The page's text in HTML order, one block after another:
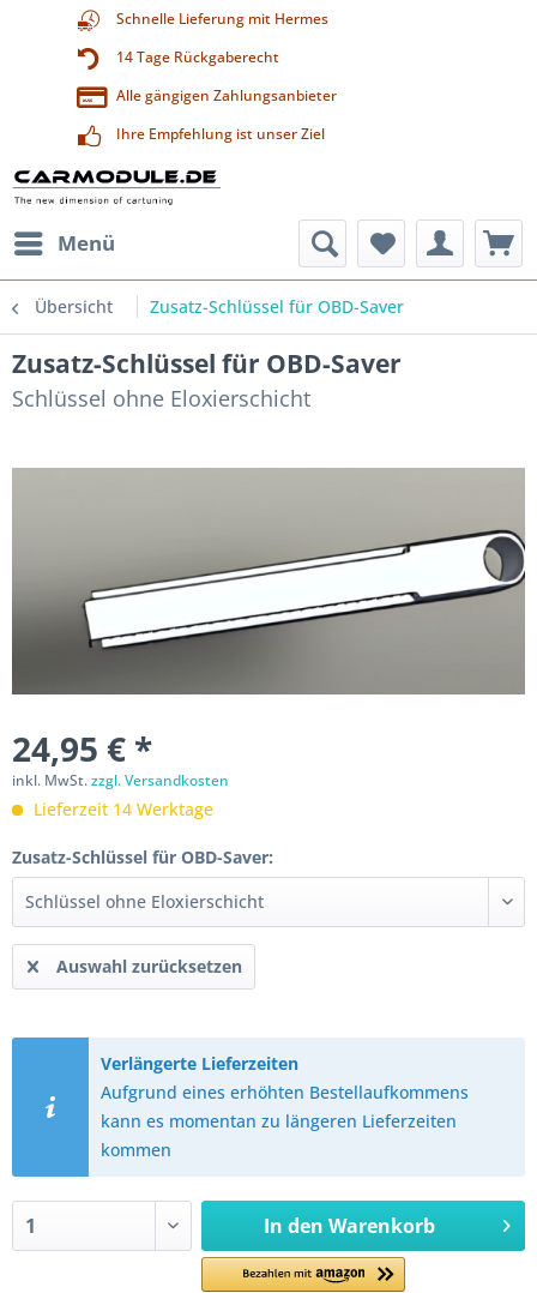
Schnelle Lieferung mit Hermes
14 Tage Rückgaberecht
Alle gängigen Zahlungsanbieter
Ihre Empfehlung ist unser Ziel
Menü
Übersicht Zusatz-Schlüssel für OBD-Saver
Zusatz-Schlüssel für OBD-Saver
Schlüssel ohne Eloxierschicht
24,95 € *
inkl. MwSt.zzgl. Versandkosten
Lieferzeit 14 Werktage
Zusatz-Schlüssel für OBD-Saver:
Auswahl zurücksetzen
Verlängerte Lieferzeiten
Aufgrund eines erhöhten Bestellaufkommens
kann es momentan zu längeren Lieferzeiten
kommen
In den Warenkorb